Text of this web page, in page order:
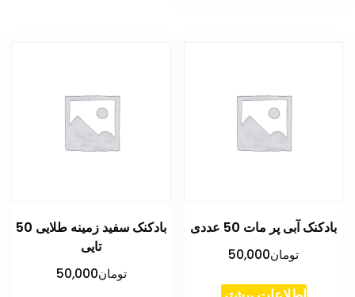
بادکنک آبی پر مات 50 عددی
تومان50,000
بادکنک سفید زمینه طلایی 50
تایی
تومان50,000